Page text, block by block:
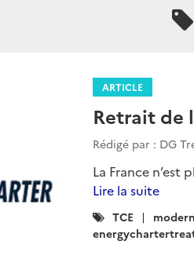
ARTICLE
Retrait de
Rédigé par : DG
La France n’est
Lire la suite
Catégories
:
TCE